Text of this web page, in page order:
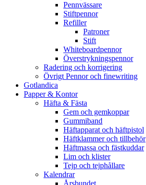
Pennvässare
Stiftpennor
Refiller
Patroner
Stift
Whiteboardpennor
Överstrykningspennor
Radering och korrigering
Övrigt Pennor och finewriting
Gotlandica
Papper & Kontor
Häfta & Fästa
Gem och gemkoppar
Gummiband
Häftapparat och häftpistol
Häftklammer och tillbehör
Häftmassa och fästkuddar
Lim och klister
Tejp och tejphållare
Kalendrar
Årsbundet